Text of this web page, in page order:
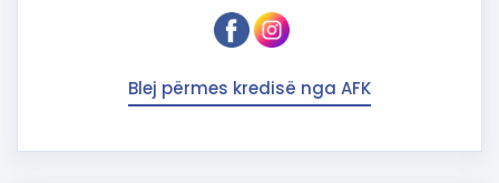
Blej përmes kredisë nga AFK